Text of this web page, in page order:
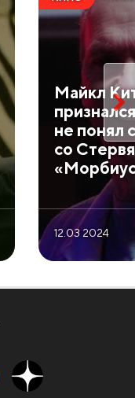
Майкл
не понял
со
12.03 2024